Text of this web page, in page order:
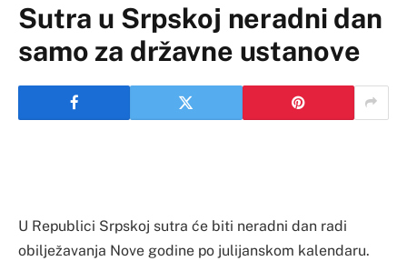
Sutra u Srpskoj neradni dan
samo za državne ustanove
U Republici Srpskoj sutra će biti neradni dan radi
obilježavanja Nove godine po julijanskom kalendaru.